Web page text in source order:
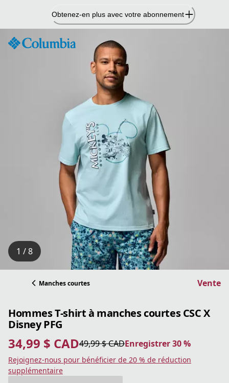
contenu
Obtenez-en plus avec votre abonnement
1 / 8
Manches courtes Vente
Hommes T-shirt à manches courtes CSC X
Disney PFG
34,99 $ CAD
prix actuel 34,99 $ CAD49,99 $ CAD
prix original 49,99 $ CAD Enregistrer 30 %
Enregistrer 30 %
Rejoignez-nous pour bénéficier de 20 % de réduction
supplémentaire